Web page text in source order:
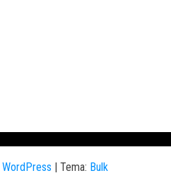
WordPress | Tema: Bulk